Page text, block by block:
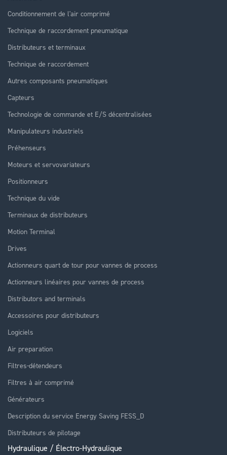
Conditionnement de l'air comprimé
Technique de raccordement pneumatique
Distributeurs et terminaux
Technique de raccordement
Autres composants pneumatiques
Capteurs
Technologie de commande et E/S décentralisées
Manipulateurs industriels
Préhenseurs
Moteurs et servovariateurs
Positionneurs
Technique du vide
Terminaux de distributeurs
Motion Terminal
Drives
Actionneurs quart de tour pour vannes de process
Actionneurs linéaires pour vannes de process
Distributors and terminals
Accessoires pour distributeurs
Logiciels
Air preparation
Filtres-détendeurs
Filtres à air comprimé
Générateurs
Description du service Energy Saving FESS_D
Distributeurs de pilotage
Hydraulique / Électro-Hydraulique